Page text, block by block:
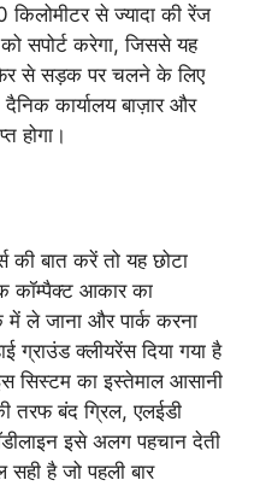
किलोमीटर से ज्यादा की रेंज
सपोर्ट करेगा, जिससे यह
से सड़क पर चलने के लिए
कार्यालय बाज़ार और
होगा।
बात करें तो यह छोटा
कॉम्पैक्ट आकार का
ले जाना और पार्क करना
ग्राउंड क्लीयरेंस दिया गया है
सिस्टम का इस्तेमाल आसानी
बंद ग्रिल, एलईडी
इसे अलग पहचान देती
है जो पहली बार